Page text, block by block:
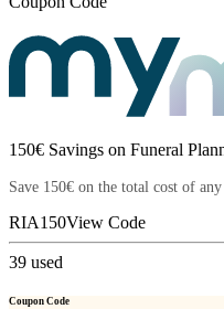
150€ Savings on Funeral
Save 150€ on the total cost of
RIA150View Code
39 used
Coupon Code